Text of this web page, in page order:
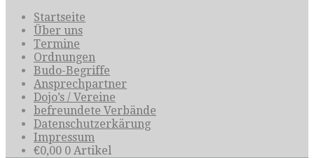
Startseite
Über uns
Termine
Ordnungen
Budo-Begriffe
Ansprechpartner
Dojo’s / Vereine
befreundete Verbände
Datenschutzerkärung
Impressum
€0,00 0 Artikel